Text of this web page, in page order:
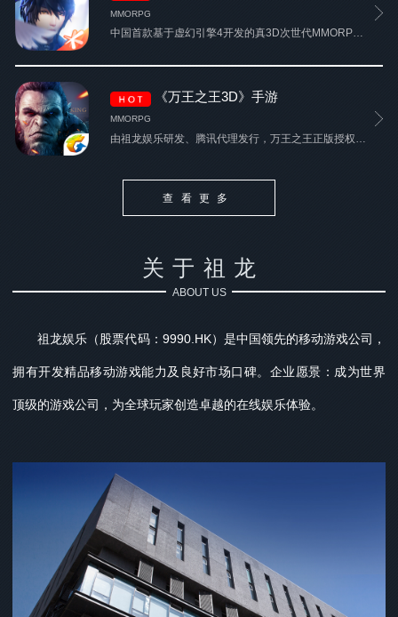
MMORPG
中国首款基于虚幻引擎4开发的真3D次世代MMORPG手游，由祖龙娱乐研发、腾讯游戏代理发行，江南同名小说《龙族》正版IP授权。
《万王之王3D》手游
MMORPG
查看更多
关于祖龙
ABOUT US
祖龙娱乐（股票代码：9990.HK）是中国领先的移动游戏公司，
拥有开发精品移动游戏能力及良好市场口碑。企业愿景：成为世界
顶级的游戏公司，为全球玩家创造卓越的在线娱乐体验。